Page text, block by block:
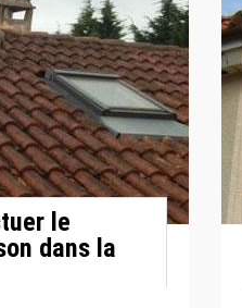
le
dans la